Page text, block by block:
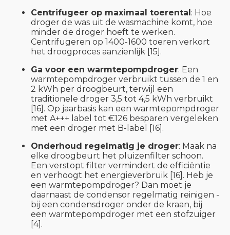
Centrifugeer op maximaal toerental: Hoe
droger de was uit de wasmachine komt, hoe
minder de droger hoeft te werken.
Centrifugeren op 1400-1600 toeren verkort
het droogproces aanzienlijk [15].
Ga voor een warmtepompdroger: Een
warmtepompdroger verbruikt tussen de 1 en
2 kWh per droogbeurt, terwijl een
traditionele droger 3,5 tot 4,5 kWh verbruikt
[16]. Op jaarbasis kan een warmtepompdroger
met A+++ label tot €126 besparen vergeleken
met een droger met B-label [16].
Onderhoud regelmatig je droger: Maak na
elke droogbeurt het pluizenfilter schoon.
Een verstopt filter vermindert de efficiëntie
en verhoogt het energieverbruik [16]. Heb je
een warmtepompdroger? Dan moet je
daarnaast de condensor regelmatig reinigen -
bij een condensdroger onder de kraan, bij
een warmtepompdroger met een stofzuiger
[4].